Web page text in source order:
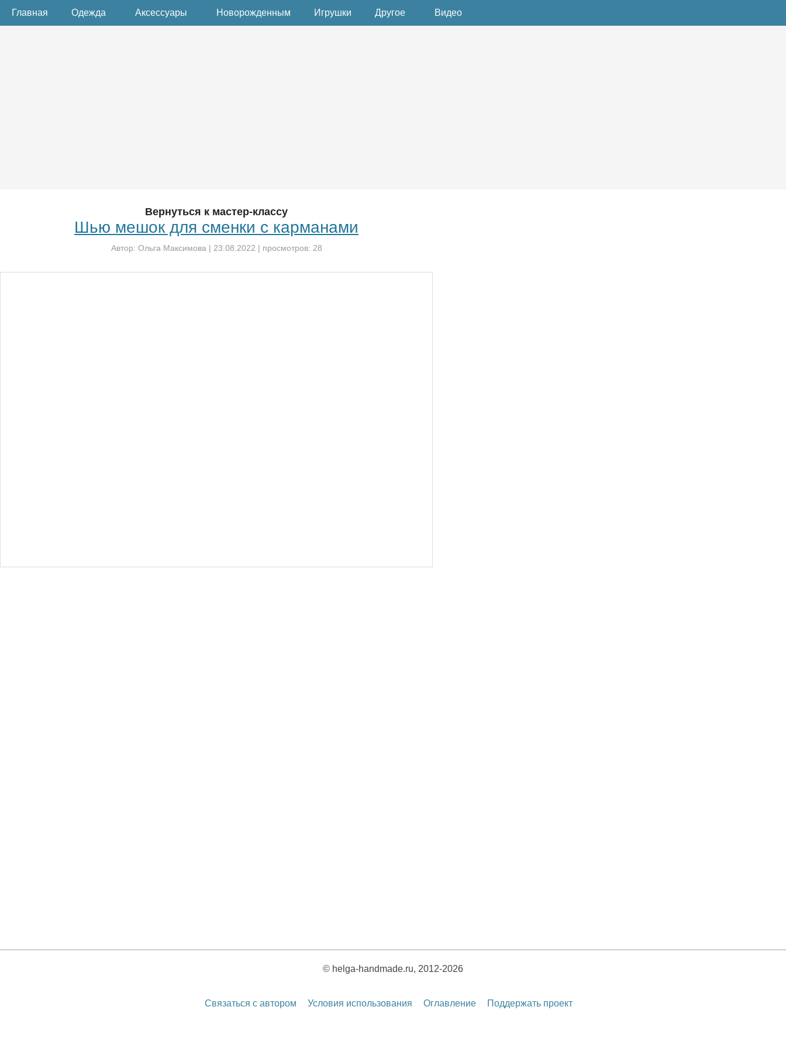
Главная Одежда Аксессуары Новорожденным Игрушки Другое Видео
Вернуться к мастер-классу
Шью мешок для сменки с карманами
Автор: Ольга Максимова | 23.08.2022 | просмотров: 28
© helga-handmade.ru, 2012-2026
Связаться с автором Условия использования Оглавление Поддержать проект